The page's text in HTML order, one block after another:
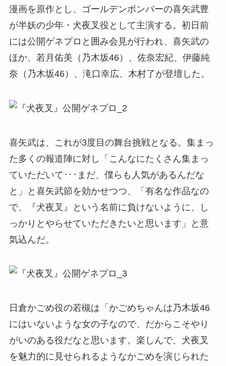
漫画を原作とし、ゴールデンボンバーの喜矢武豊
が半妖の少年・犬夜叉役として主演する。初日前
には公開ゲネプロと囲み会見が行われ、喜矢武の
ほか、若月佑美（乃木坂46）、佐奈宏紀、伊藤純
奈（乃木坂46）、滝口幸広、木村了が登壇した。
喜矢武は、これが3度目の舞台挑戦となる。集まっ
た多くの報道陣に対し「こんなにたくさん集まっ
ていただいて･･･まだ、僕らも人気があるんだな
と」と喜矢武節を効かせつつ、「有名な作品なの
で、『犬夜叉』という名前に負けないように、し
っかりとやらせていただきたいと思います」と意
気込んだ。
日倉かごめ役の若槻は「かごめちゃんは乃木坂46
にはいないような女の子なので、だからこそやり
がいのある役だなと思います。楽しんで、犬夜叉
を魅力的に見せられるようなかごめを演じられた